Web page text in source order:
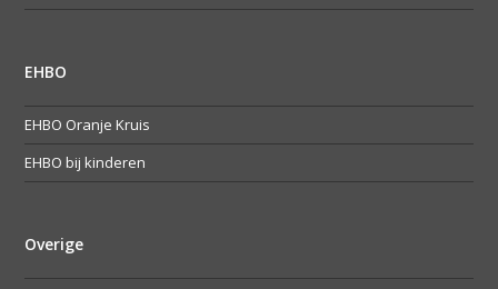
EHBO
EHBO Oranje Kruis
EHBO bij kinderen
Overige